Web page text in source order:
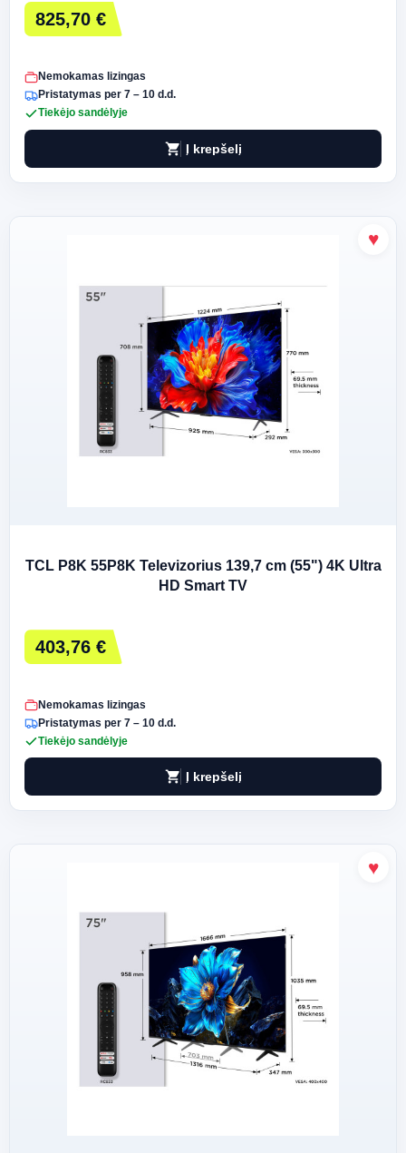
825,70 €
Nemokamas lizingas
Pristatymas per 7 – 10 d.d.
Tiekėjo sandėlyje
shopping_cart Į krepšelį
TCL P8K 55P8K Televizorius 139,7 cm (55") 4K Ultra
HD Smart TV
403,76 €
Nemokamas lizingas
Pristatymas per 7 – 10 d.d.
Tiekėjo sandėlyje
shopping_cart Į krepšelį